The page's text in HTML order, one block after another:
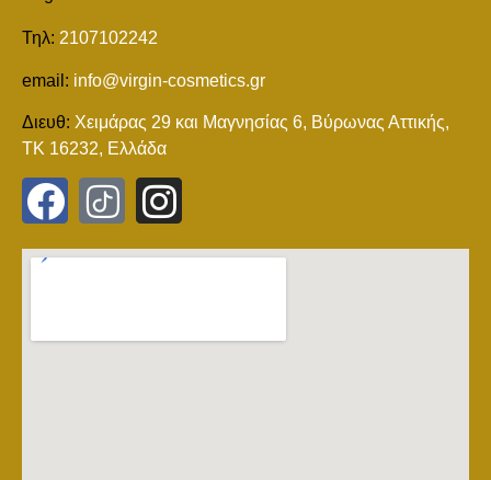
Τηλ: 2107102242
email: info@virgin-cosmetics.gr
Διευθ: Χειμάρας 29 και Mαγνησίας 6, Βύρωνας Αττικής,
ΤΚ 16232, Ελλάδα